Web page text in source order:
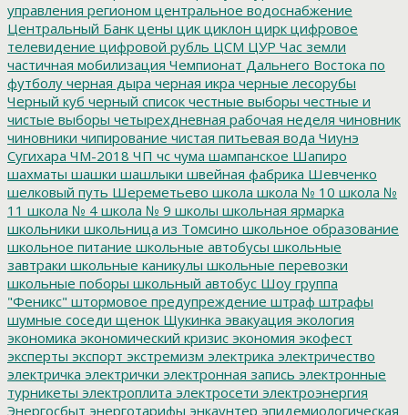
управления регионом центральное водоснабжение
Центральный Банк цены цик циклон цирк цифровое
телевидение цифровой рубль ЦСМ ЦУР Час земли
частичная мобилизация Чемпионат Дальнего Востока по
футболу черная дыра черная икра черные лесорубы
Черный куб черный список честные выборы честные и
чистые выборы четырехдневная рабочая неделя чиновник
чиновники чипирование чистая питьевая вода Чиунэ
Сугихара ЧМ-2018 ЧП чс чума шампанское Шапиро
шахматы шашки шашлыки швейная фабрика Шевченко
шелковый путь Шереметьево школа школа № 10 школа №
11 школа № 4 школа № 9 школы школьная ярмарка
школьники школьница из Томсино школьное образование
школьное питание школьные автобусы школьные
завтраки школьные каникулы школьные перевозки
школьные поборы школьный автобус Шоу группа
"Феникс" штормовое предупреждение штраф штрафы
шумные соседи щенок Щукинка эвакуация экология
экономика экономический кризис экономия экофест
эксперты экспорт экстремизм электрика электричество
электричка электрички электронная запись электронные
турникеты электроплита электросети электроэнергия
Энергосбыт энерготарифы энкаунтер эпидемиологическая